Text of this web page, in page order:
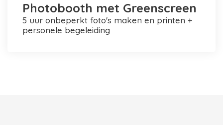
Photobooth met Greenscreen
5 uur onbeperkt foto's maken en printen +
personele begeleiding